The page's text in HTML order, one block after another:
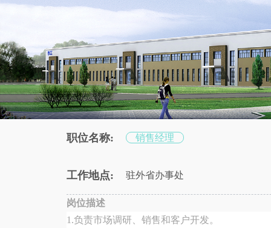
职位名称: 销售经理
工作地点: 驻外省办事处
岗位描述
1.负责市场调研、销售和客户开发。